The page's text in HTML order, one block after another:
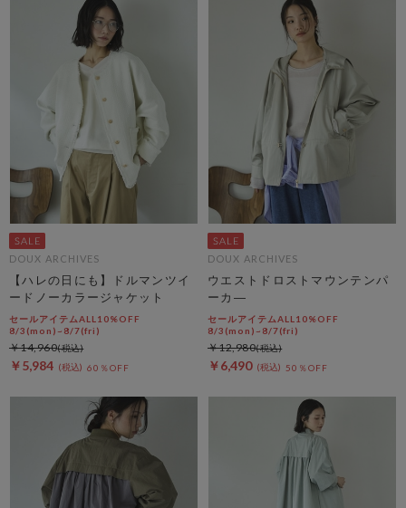
DOUX ARCHIVES
【ハレの日にも】ドルマンツイ
ードノーカラージャケット
セールアイテムALL10%OFF
8/3(mon)~8/7(fri)
￥5,984 60％OFF
￥14,960
DOUX ARCHIVES
ウエストドロストマウンテンパ
ーカ―
セールアイテムALL10%OFF
8/3(mon)~8/7(fri)
￥6,490 50％OFF
￥12,980